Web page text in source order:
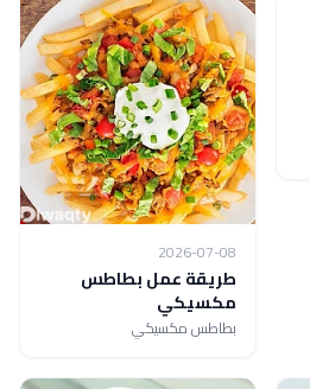
2026-07-08
طريقة عمل بطاطس
مكسيكي
بطاطس مكسيكي